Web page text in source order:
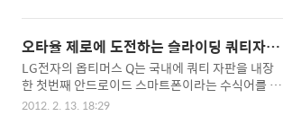
는 성능을 겸비한 다목적 휴대용스피커 노벨뷰 NS-
600을 소개해 드립니다. 노벨뷰 NS-600 휴대용 다
목적 스피커입니다. 여성분들이 탐내하는 쥬얼리박
스 스타일의 고급하드케이스에..
들을 사귀고 그들과 대화 할 수 있는 세상이 되었습
니다. 인터넷이 세상을 하나로 연결해주면서 얻을
수 있는 많은 매력적중에 인터넷쇼핑은 빼놓을 수
없는 즐거움중에 하나인데요. 컴퓨터 앞에 앉아서
자판 몇번 두드리면 외국에 나가지 않아도 국제배송
을 통해서 집까지 편안하게 물건을 배송받을 수 있
오타율 제로에 도전하는 슬라이딩 쿼티자판
으로 무장한 옵티머스Q2 개봉기
LG전자의 옵티머스 Q는 국내에 쿼티 자판을 내장
한 첫번째 안드로이드 스마트폰이라는 수식어를 가
진 제품입니다. 오랜 기다림끝에 돌아온 LG전자의
2012. 2. 13. 18:29